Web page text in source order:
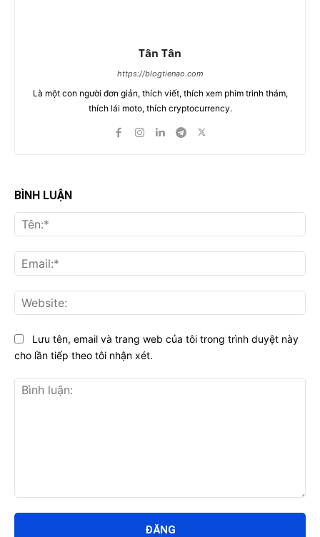
Tân Tân
https://blogtienao.com
Là một con người đơn giản, thích viết, thích xem phim trinh thám,
thích lái moto, thích cryptocurrency.
BÌNH LUẬN
luận:
Lưu tên, email và trang web của tôi trong trình duyệt này
cho lần tiếp theo tôi nhận xét.